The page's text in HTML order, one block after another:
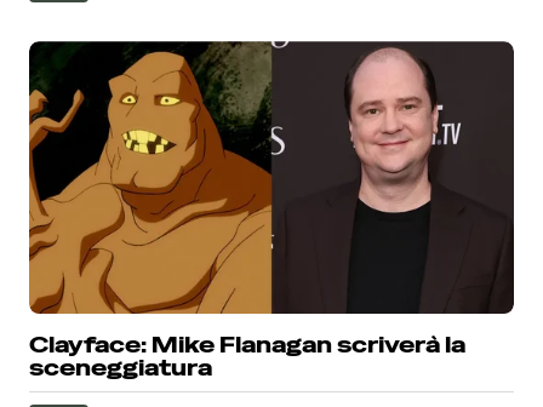
Clayface: Mike Flanagan scriverà la
sceneggiatura